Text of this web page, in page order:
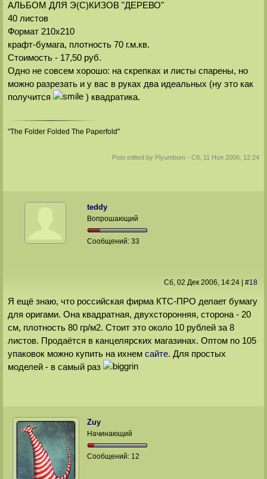
АЛЬБОМ ДЛЯ Э(С)КИЗОВ "ДЕРЕВО"
40 листов
Формат 210х210
крафт-бумага, плотность 70 г.м.кв.
Стоимость - 17,50 руб.
Одно не совсем хорошо: на скрепках и листы спарены, но
можно разрезать и у вас в руках два идеальных (ну это как
получится
) квадратика.
"The Folder Folded The Paperfold"
Post edited by Plyumbum -Сб, 11 Ноя 2006, 12:24
teddy
Вопрошающий
Сообщений:33
Сб, 02 Дек 2006, 14:24| #18
Я ещё знаю, что российская фирма КТС-ПРО делает бумагу
для оригами. Она квадратная, двухсторонняя, сторона - 20
см, плотность 80 гр/м2. Стоит это около 10 рублей за 8
листов. Продаётся в канцелярских магазинах. Оптом по 105
упаковок можно купить на ихнем сайте. Для простых
моделей - в самый раз
Zuy
Начинающий
Сообщений: 12